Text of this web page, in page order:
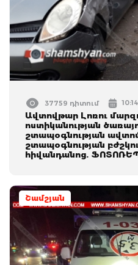
37759 դիտում
Ավտովթար Լոռու
ոստիկանության
շտապօգնության
շտապօգնության
հիվանդանոց.
Շամշյան